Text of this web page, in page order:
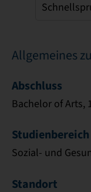
Allgemeines
Abschluss
Bachelor of Arts,
Studienbereich
Sozial- und
Standort